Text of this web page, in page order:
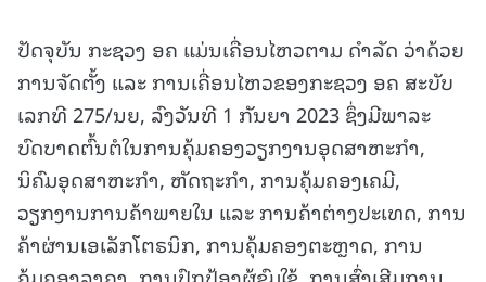
ປັດຈຸບັນ ກະຊວງ ອຄ ແມ່ນເຄື່ອນໄຫວຕາມ ດໍາລັດ ວ່າດ້ວຍ
ການຈັດຕັ້ງ ແລະ ການເຄື່ອນໄຫວຂອງກະຊວງ ອຄ ສະບັບ
ເລກທີ 275/ນຍ, ລົງວັນທີ 1 ກັນຍາ 2023 ຊຶ່ງມີພາລະ
ບົດບາດຕົ້ນຕໍໃນການຄຸ້ມຄອງວຽກງານອຸດສາຫະກໍາ,
ນິຄົມອຸດສາຫະກໍາ, ຫັດຖະກໍາ, ການຄຸ້ມຄອງເຄມີ,
ວຽກງານການຄ້າພາຍໃນ ແລະ ການຄ້າຕ່າງປະເທດ, ການ
ຄ້າຜ່ານເອເລັກໂຕຣນິກ, ການຄຸ້ມຄອງຕະຫຼາດ, ການ